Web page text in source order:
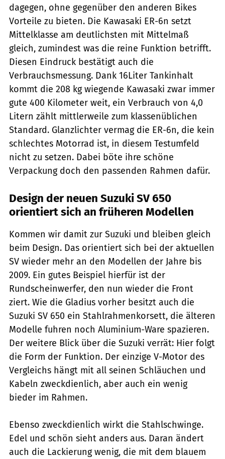
dagegen, ohne gegenüber den anderen Bikes
Vorteile zu bieten. Die Kawasaki ER-6n setzt
Mittelklasse am deutlichsten mit Mittelmaß
gleich, zumindest was die reine Funktion betrifft.
Diesen Eindruck bestätigt auch die
Verbrauchsmessung. Dank 16­Liter Tankinhalt
kommt die 208 kg wiegende Kawasaki zwar immer
gute 400 Kilometer weit, ein Verbrauch von 4,0
Litern zählt mittlerweile zum klassenüblichen
Standard. Glanzlichter vermag die ER-6n, die kein
schlechtes Motorrad ist, in diesem Testumfeld
nicht zu setzen. Dabei böte ihre schöne
Verpackung doch den passenden Rahmen dafür.
Design der neuen Suzuki SV 650
orientiert sich an früheren Modellen
Kommen wir damit zur Suzuki und bleiben gleich
beim Design. Das orientiert sich bei der aktuellen
SV wieder mehr an den Modellen der Jahre bis
2009. Ein gutes Beispiel hierfür ist der
Rundscheinwerfer, den nun wieder die Front
ziert. Wie die Gladius vorher besitzt auch die
Suzuki SV 650 ein Stahlrahmenkorsett, die älteren
Modelle fuhren noch Aluminium-Ware spazieren.
Der weitere Blick über die Suzuki verrät: Hier folgt
die Form der Funktion. Der einzige V-Motor des
Vergleichs hängt mit all seinen Schläuchen und
Kabeln zweckdienlich, aber auch ein wenig
bieder im Rahmen.
Ebenso zweckdienlich wirkt die Stahlschwinge.
Edel und schön sieht anders aus. Daran ändert
auch die Lackierung wenig, die mit dem blauem